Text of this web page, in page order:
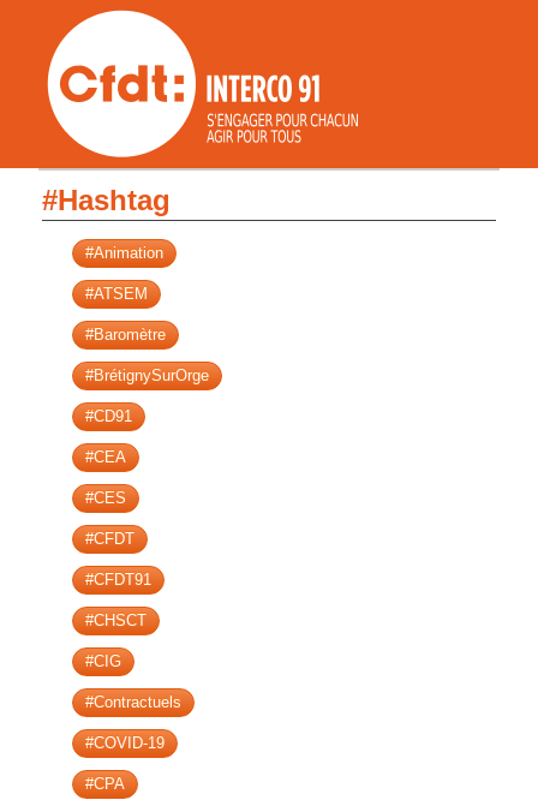
#Hashtag
#Animation
#ATSEM
#Baromètre
#BrétignySurOrge
#CD91
#CEA
#CES
#CFDT
#CFDT91
#CHSCT
#CIG
#Contractuels
#COVID-19
#CPA